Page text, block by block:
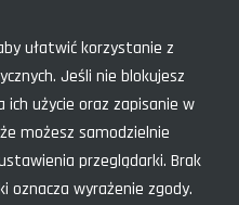
ułatwić korzystanie z
Jeśli nie blokujesz
użycie oraz zapisanie w
możesz samodzielnie
przeglądarki. Brak
oznacza wyrażenie zgody.